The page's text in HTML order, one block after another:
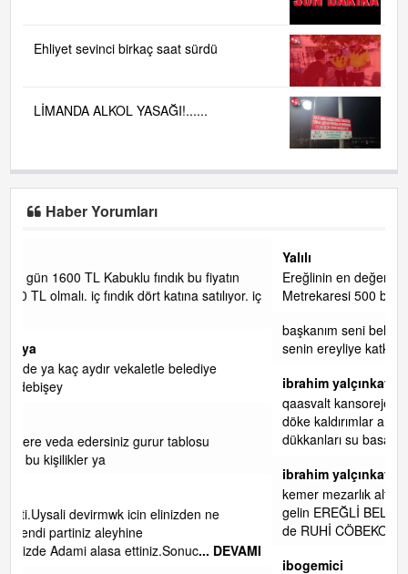
Ehliyet sevinci birkaç saat sürdü
LİMANDA ALKOL YASAĞI!......
Haber Yorumları
iç
Ereğlinin en değerli en gözde yeri yalı caddesi ve çevresidir.
Metrekaresi 500 bin liraya alamazsın.
başkanım seni belediye başkanlığında da görmek isteriz
senin ereyliye katkın çok oldu daha da olacaktır
ibrahim yalçınkaya
qaasvalt kansorejen madde mahalle aralarında asvalt döke
döke kaldırımlar ana yoldan aşağıda kaldı bi yağmurda
dükkanları su basacak ma... DEVAMI
ibrahim yalçınkaya
kemer mezarlık altı CİĞİRLİK deniz kenarına giden yola
gelin EREĞLİ BELEDİYESİ o boruları zamanında tüm ereğli
de RUHİ CÖBEKOĞLU